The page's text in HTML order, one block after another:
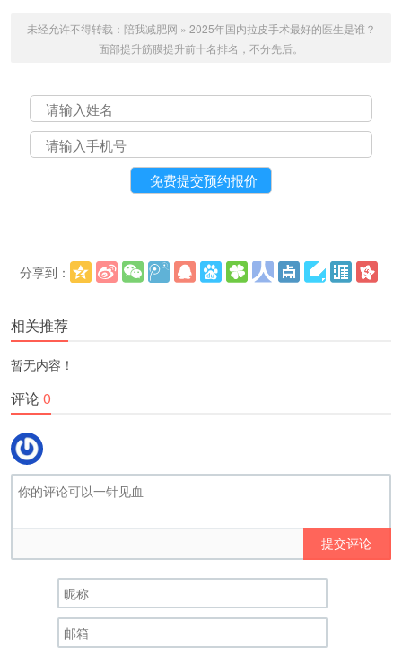
未经允许不得转载： 陪我减肥网 » 2025年国内拉皮手术最好的医生是谁？
面部提升筋膜提升前十名排名，不分先后。
分享到：
相关推荐
暂无内容！
评论0
提交评论